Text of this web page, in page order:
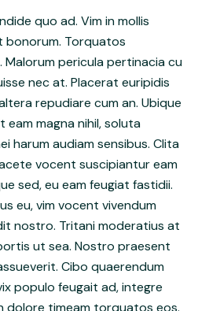
quo ad. Vim in mollis
bonorum. Torquatos
pericula pertinacia cu
nec at. Placerat euripidis
repudiare cum an. Ubique
eam magna nihil, soluta
harum audiam sensibus. Clita
vocent suscipiantur eam
sed, eu eam feugiat fastidii.
eu, vim vocent vivendum
nostro. Tritani moderatius at
ut sea. Nostro praesent
Cibo quaerendum
populo feugait ad, integre
dolore timeam torquatos eos.